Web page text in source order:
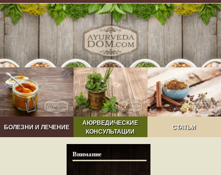
БОЛЕЗНИ И ЛЕЧЕНИЕ
АЮРВЕДИЧЕСКИЕ
КОНСУЛЬТАЦИИ
СТАТЬИ
Внимание